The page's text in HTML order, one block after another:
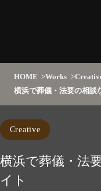
HOME Works
横浜で葬儀・法要の相談
Creative
横浜で葬儀・法
イト